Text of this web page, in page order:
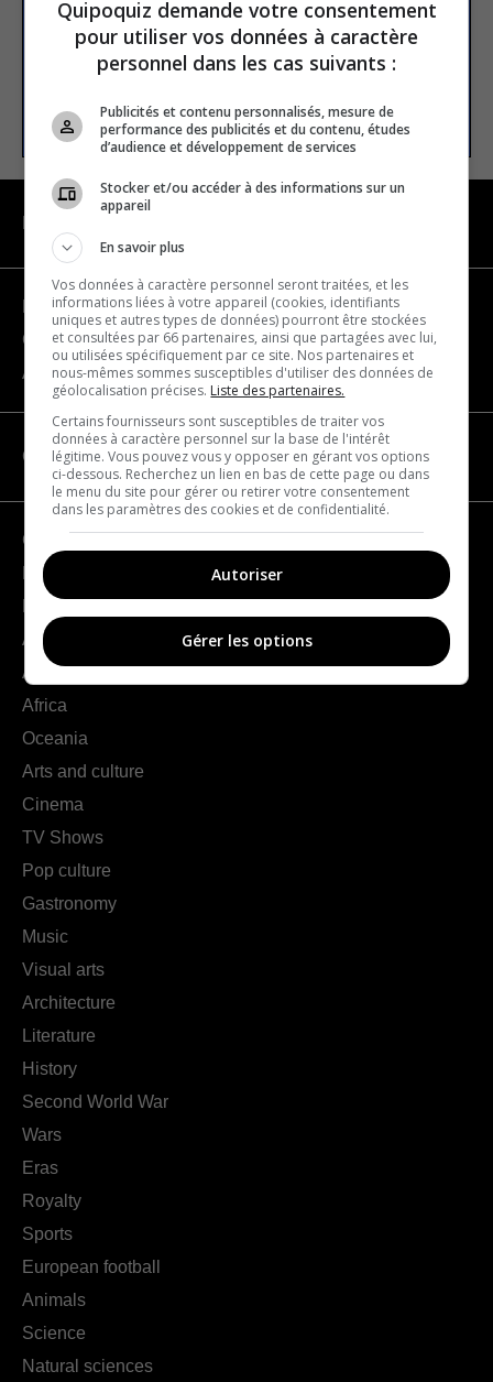
Email address
SUBSCRIBE
Become a partner
Contact us
About us
CATEGORIES
Geography
France
Americas
Asia
Africa
Oceania
Arts and culture
Cinema
TV Shows
Pop culture
Gastronomy
Music
Visual arts
Architecture
Literature
History
Second World War
Wars
Eras
Royalty
Sports
European football
Animals
Science
Natural sciences
Quipoquiz demande votre consentement
pour utiliser vos données à caractère
personnel dans les cas suivants :
Publicités et contenu personnalisés, mesure de
performance des publicités et du contenu, études
d’audience et développement de services
Stocker et/ou accéder à des informations sur un
appareil
En savoir plus
Vos données à caractère personnel seront traitées, et les
informations liées à votre appareil (cookies, identifiants
uniques et autres types de données) pourront être stockées
et consultées par 66 partenaires, ainsi que partagées avec lui,
ou utilisées spécifiquement par ce site. Nos partenaires et
nous-mêmes sommes susceptibles d'utiliser des données de
géolocalisation précises. Liste des partenaires.
Certains fournisseurs sont susceptibles de traiter vos
données à caractère personnel sur la base de l'intérêt
légitime. Vous pouvez vous y opposer en gérant vos options
ci-dessous. Recherchez un lien en bas de cette page ou dans
le menu du site pour gérer ou retirer votre consentement
dans les paramètres des cookies et de confidentialité.
Autoriser
Gérer les options